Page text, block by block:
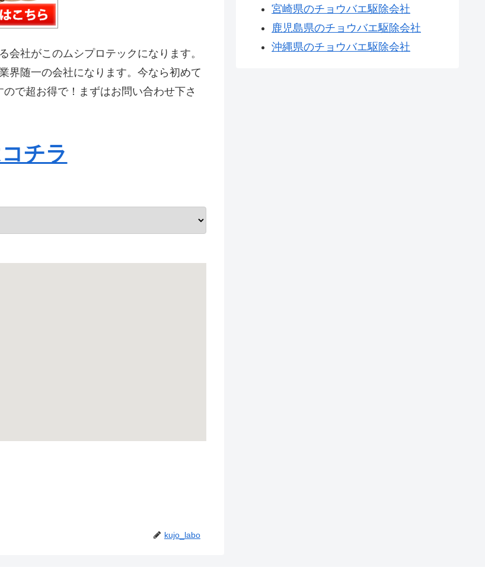
社がこのムシプロテックになります。
界随一の会社になります。今なら初めて
で超お得で！まずはお問い合わせ下さ
チラ
kujo_labo
宮崎県のチョウバエ駆除会社
鹿児島県のチョウバエ駆除会社
沖縄県のチョウバエ駆除会社